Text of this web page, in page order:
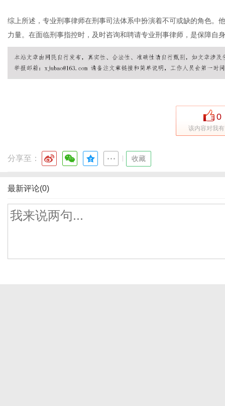
综上所述，专业刑事律师在刑事司法体系中扮演着不可或缺的角色。
力量。在面临刑事指控时，及时咨询和聘请专业刑事律师，是保障自
0
该内容对我
分享至： 收藏
最新评论(0)